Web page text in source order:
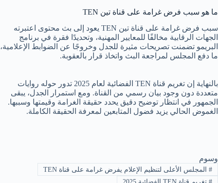
ما هو سبب فرض غرامة على قناة تين TEN
سبب فرض غرامة على قناة تين TEN يعود إلى بث محتوى اعتبرته
الجهات الرقابية مخالفًا للمعايير المهنية، وتحديدًا فقرة في برنامج
البريمو تضمنت تصريحات مثيرة للجدل وخروجًا عن الضوابط الإعلامية،
ما دفع المجلس لمراجعة البث واتخاذ قرار بالعقوبة.
بالنهاية إن تغريم قناة TEN الفضائية لعام 2025 تدور حوله روايات
متعددة دون وجود بيان رسمي من القناة. ومع استمرار الجدل، يبقى
الجمهور في انتظار توضيح دقيق يحدد حقيقة الغرامة وقيمتها وسببها.
الغموض الحالي يزيد فضول المتابعين لمعرفة الحقيقة الكاملة.
وسوم
#المجلس الأعلى لتنظيم الإعلام يفرض غرامة على قناة TEN